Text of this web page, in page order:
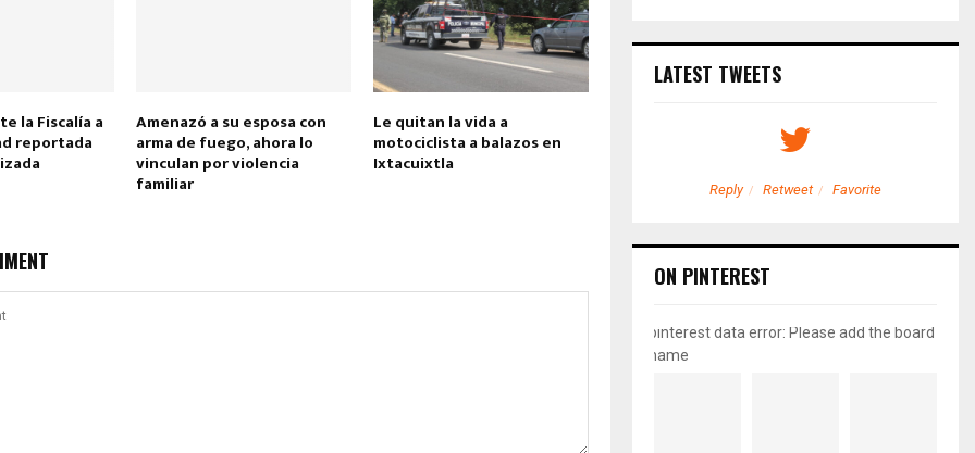
la Fiscalía a
reportada
Amenazó a su esposa con
arma de fuego, ahora lo
vinculan por violencia
familiar
Le quitan la vida a
motociclista a balazos en
Ixtacuixtla
LATEST TWEETS
Reply Reply Retweet Favorite
ON PINTEREST
pinterest data error: Please add the board
name